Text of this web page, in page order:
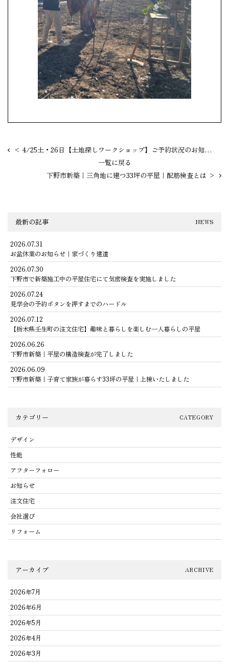
< 4/25土・26日【土地探しワークショップ】ご予約状況のお知ら
一覧に戻る
下野市新築｜三角地に建つ33坪の平屋｜配筋検査とは >
最新の記事 NEWS
2026.07.31
お盆休業のお知らせ｜家づくり建道
2026.07.30
下野市で新築施工中の平屋住宅にて気密検査を実施しました
2026.07.24
見学会の予約ボタンを押すまでのハードル
2026.07.12
【栃木県壬生町の注文住宅】趣味と暮らしを楽しむ一人暮らしの平屋
2026.06.26
下野市新築｜平屋の構造検査が完了しました
2026.06.09
下野市新築｜子育て家族が暮らす33坪の平屋｜上棟いたしました
カテゴリー CATEGORY
デザイン
性能
アフターフォロー
お知らせ
注文住宅
会社選び
リフォーム
アーカイブ ARCHIVE
2026年7月
2026年6月
2026年5月
2026年4月
2026年3月